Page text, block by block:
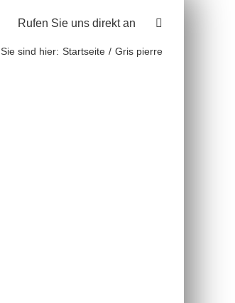
Rufen Sie uns direkt an
Sie sind hier: Startseite Gris pierre